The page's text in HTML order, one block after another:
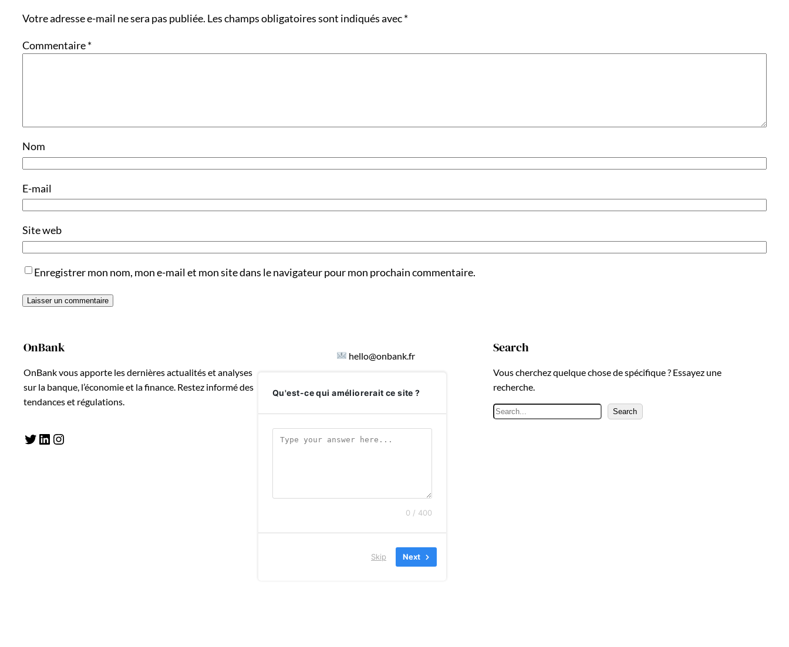
Votre adresse e-mail ne sera pas publiée. Les champs obligatoires sont indiqués avec*
Commentaire*
Nom
E-mail
Site web
Enregistrer mon nom, mon e-mail et mon site dans le navigateur pour mon prochain commentaire.
OnBank
OnBank vous apporte les dernières actualités et analyses
sur la banque, l’économie et la finance. Restez informé des
tendances et régulations.
Twitter LinkedIn Instagram
hello@onbank.fr
Qu'est-ce qui améliorerait ce site ?
0 / 400
Skip Next
Search
Vous cherchez quelque chose de spécifique ? Essayez une
recherche.
R
Search